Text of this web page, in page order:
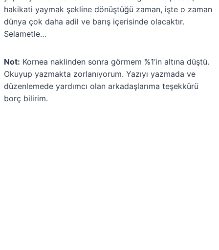
hakikati yaymak şekline dönüştüğü zaman, işte o zaman
dünya çok daha adil ve barış içerisinde olacaktır.
Selametle…
Not: Kornea naklinden sonra görmem %1’in altına düştü.
Okuyup yazmakta zorlanıyorum. Yazıyı yazmada ve
düzenlemede yardımcı olan arkadaşlarıma teşekkürü
borç bilirim.